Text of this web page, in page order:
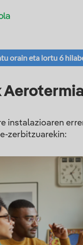
orain eta lortu 6
instalazioaren
zerbitzuarekin: